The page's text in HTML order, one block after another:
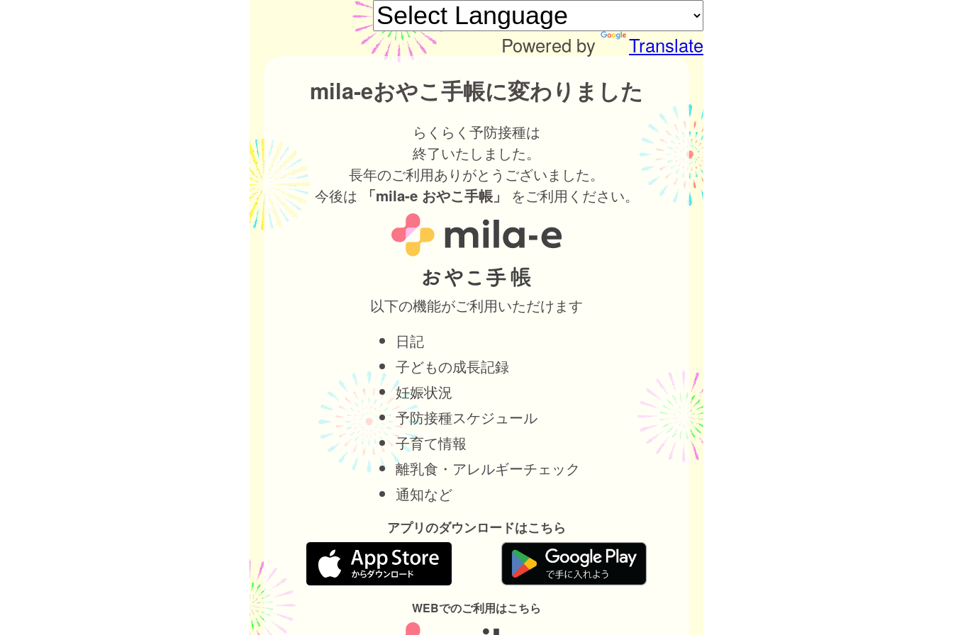
Powered by Translate
mila-eおやこ手帳に変わりました
らくらく予防接種は
終了いたしました。
長年のご利用ありがとうございました。
今後は
「mila-e おやこ手帳」 をご利用ください。
以下の機能がご利用いただけます
日記
子どもの成長記録
妊娠状況
予防接種スケジュール
子育て情報
離乳食・アレルギーチェック
通知など
アプリのダウンロードはこちら
WEBでのご利用はこちら